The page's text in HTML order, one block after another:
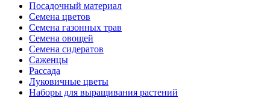
Посадочный материал
Семена цветов
Семена газонных трав
Семена овощей
Семена сидератов
Саженцы
Рассада
Луковичные цветы
Наборы для выращивания растений